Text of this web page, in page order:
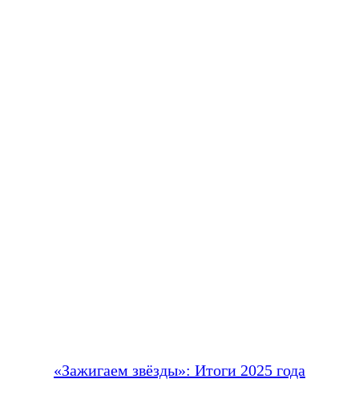
«Зажигаем звёзды»: Итоги 2025 года